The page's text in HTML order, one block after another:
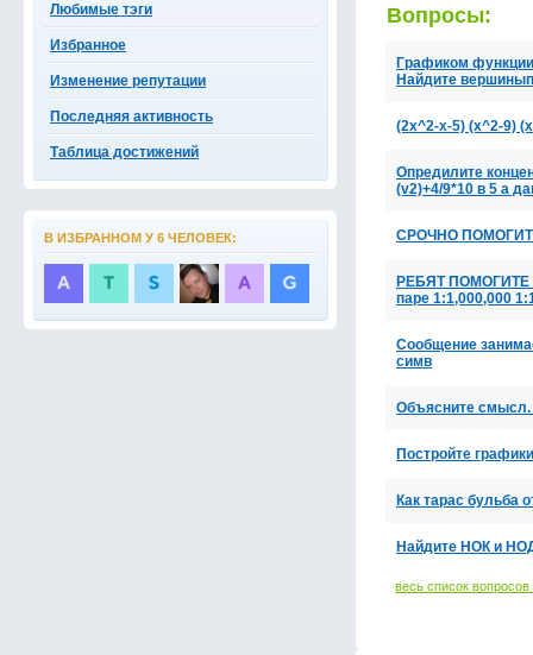
Любимые тэги
Избранное
Изменение репутации
Последняя активность
Таблица достижений
В ИЗБРАННОМ У 6 ЧЕЛОВЕК:
Вопросы:
Графиком
Найдите
(2x^2-x-5) (x^2-9)
Опредилите
(v2)+4/9*10 в 5 а
СРОЧНО
РЕБЯТ ПОМОГИТЕ
паре 1:1,000,000
Сообщение
симв
Объясните смысл.
Постройте
Как тарас бульба
Найдите НОК и
весь список вопросов